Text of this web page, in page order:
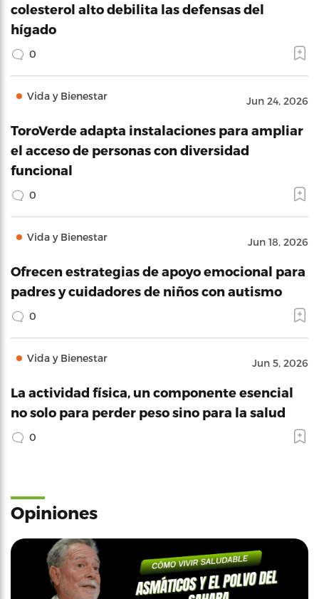
colesterol alto debilita las defensas del
hígado
0
Vida y Bienestar Jun 24, 2026
ToroVerde adapta instalaciones para ampliar
el acceso de personas con diversidad
funcional
0
Vida y Bienestar Jun 18, 2026
Ofrecen estrategias de apoyo emocional para
padres y cuidadores de niños con autismo
0
Vida y Bienestar Jun 5, 2026
La actividad física, un componente esencial
no solo para perder peso sino para la salud
0
Opiniones